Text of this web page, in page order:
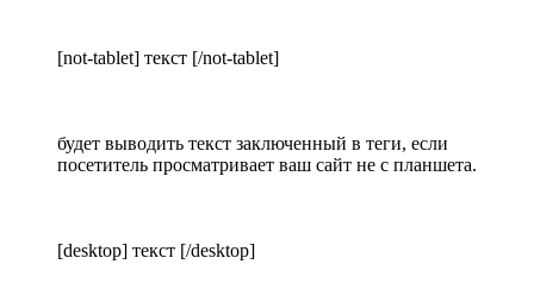
[not-tablet] текст [/not-tablet]
будет выводить текст заключенный в теги, если
посетитель просматривает ваш сайт не с планшета.
[desktop] текст [/desktop]